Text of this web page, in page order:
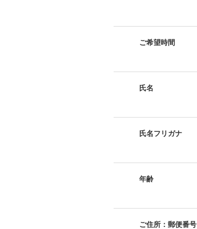
ご希望時間
氏名
氏名フリガナ
年齢
ご住所：郵便番号